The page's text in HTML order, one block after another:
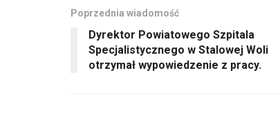
Poprzednia wiadomość
Dyrektor Powiatowego Szpitala
Specjalistycznego w Stalowej Woli
otrzymał wypowiedzenie z pracy.